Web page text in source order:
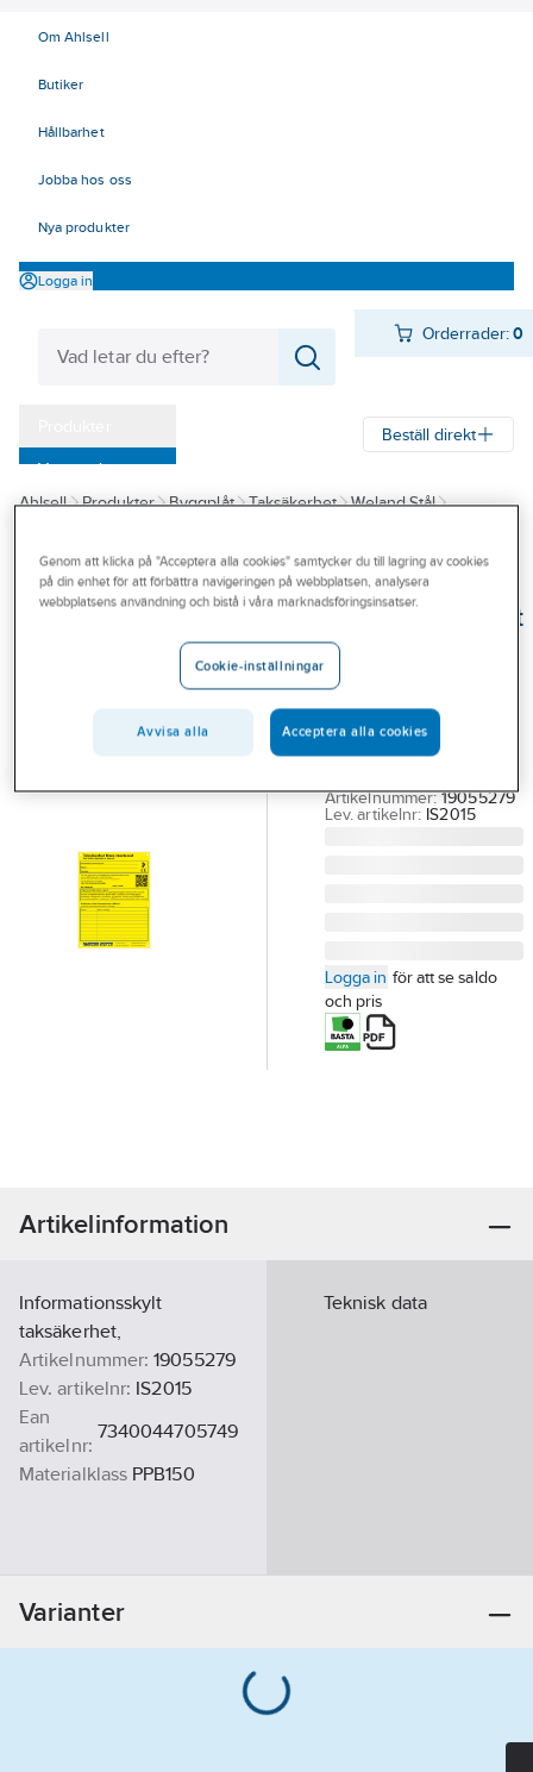
Om Ahlsell
Butiker
Hållbarhet
Jobba hos oss
Nya produkter
Logga in
Orderrader:0
Varumärken
Kampanjer
Outlet
Branscher
Beställ direkt
Ahlsell Produkter Byggplåt Taksäkerhet
Weland Stål
WELAND
Informationsskylt
taksäkerhet,
Weland Stål
INFORMATIONSSKYLT
TAKSÄKERHET ( IS2015
Artikelnummer: 19055279
Lev. artikelnr: IS2015
Logga in för att se saldo
och pris
Artikelinformation
Informationsskylt
taksäkerhet,
Artikelnummer: 19055279
Lev. artikelnr: IS2015
Ean
artikelnr:
7340044705749
Materialklass PPB150
Teknisk data
Varianter
Genom att klicka på "Acceptera alla cookies" samtycker du till lagring av cookies
på din enhet för att förbättra navigeringen på webbplatsen, analysera
webbplatsens användning och bistå i våra marknadsföringsinsatser.
Cookie-inställningar
Avvisa alla Acceptera alla cookies